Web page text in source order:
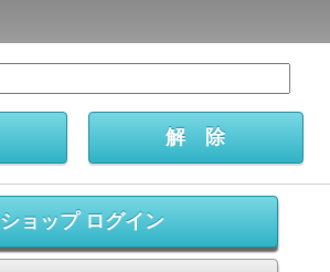
ショップ ログイン